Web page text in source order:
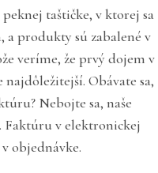
taštičke, v ktorej sa
a produkty sú zabalené v
veríme, že prvý dojem v
Obávate sa,
Nebojte sa, naše
v elektronickej
objednávke.